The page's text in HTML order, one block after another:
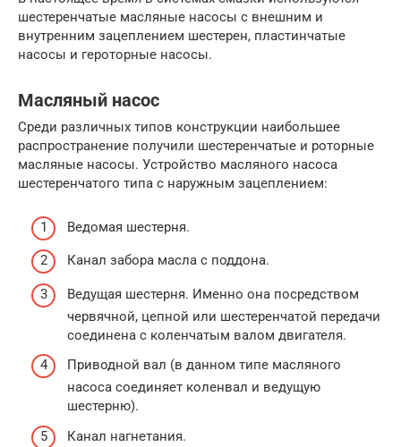
шестеренчатые масляные насосы с внешним и
внутренним зацеплением шестерен, пластинчатые
насосы и героторные насосы.
Масляный насос
Среди различных типов конструкции наибольшее
распространение получили шестеренчатые и роторные
масляные насосы. Устройство масляного насоса
шестеренчатого типа с наружным зацеплением:
Ведомая шестерня.
Канал забора масла с поддона.
Ведущая шестерня. Именно она посредством
червячной, цепной или шестеренчатой передачи
соединена с коленчатым валом двигателя.
Приводной вал (в данном типе масляного
насоса соединяет коленвал и ведущую
шестерню).
Канал нагнетания.